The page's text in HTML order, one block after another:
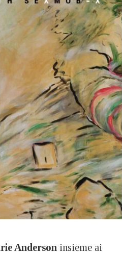
Anderson insieme ai